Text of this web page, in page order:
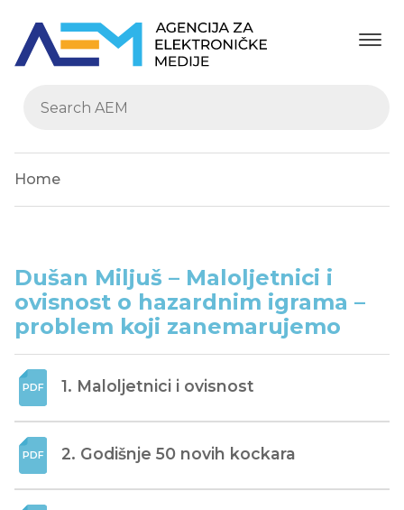
Home
Dušan Miljuš – Maloljetnici i
ovisnost o hazardnim igrama –
problem koji zanemarujemo
1. Maloljetnici i ovisnost
2. Godišnje 50 novih kockara